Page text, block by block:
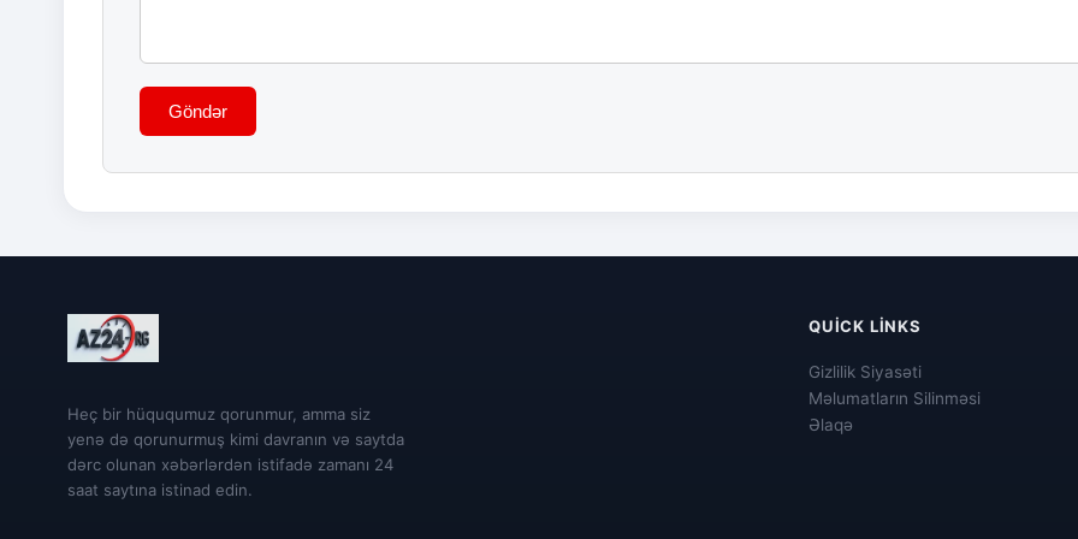
Göndər
Heç bir hüququmuz qorunmur, amma siz
yenə də qorunurmuş kimi davranın və saytda
dərc olunan xəbərlərdən istifadə zamanı 24
saat saytına istinad edin.
QUICK LINKS
Gizlilik Siyasəti
Məlumatların Silinməsi
Əlaqə